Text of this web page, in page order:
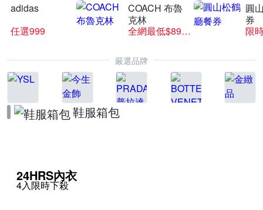
adidas
任選999
COACH 布魯
克林
全網最低$8999
圓
券
限
嚴選品牌
鞋服箱包
24HRS內衣
4入限時下殺